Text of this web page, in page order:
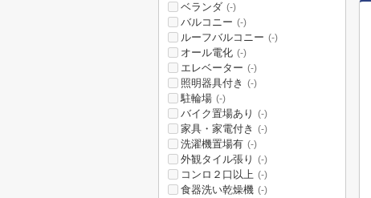
ベランダ (-)
バルコニー (-)
ルーフバルコニー (-)
オール電化 (-)
エレベーター (-)
照明器具付き (-)
駐輪場 (-)
バイク置場あり (-)
家具・家電付き (-)
洗濯機置場有 (-)
外観タイル張り (-)
コンロ２口以上 (-)
食器洗い乾燥機 (-)